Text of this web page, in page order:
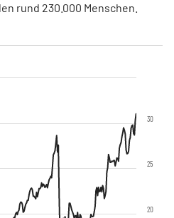
rund 230.000 Menschen.
20
25
30